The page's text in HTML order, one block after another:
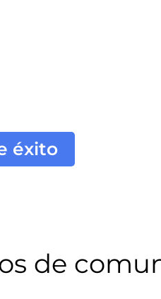
éxito
de